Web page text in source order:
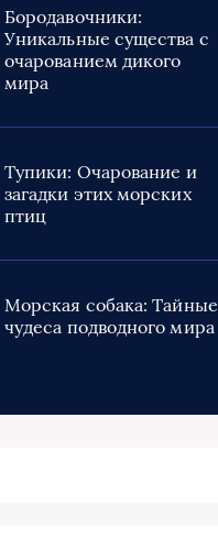
Бородавочники:
Уникальные существа с
очарованием дикого
мира
Тупики: Очарование и
загадки этих морских
птиц
Морская собака: Тайные
чудеса подводного мира